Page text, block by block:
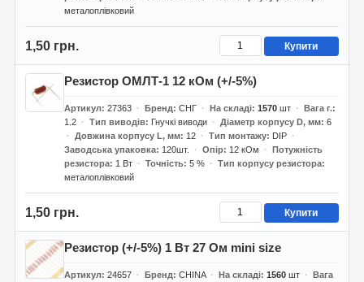
металоплівковий
1,50 грн. Купити
Резистор ОМЛТ-1 12 кОм (+/-5%)
Артикул 27363 Бренд СНГ На складі 1570шт
Вага г.
1.2
Тип виводів Гнучкі виводи Діаметр корпусу D, мм 6
Довжина корпусу L, мм
12 Тип монтажу
DIP
Заводська упаковка
120шт. Опір 12 кОм
Потужність
резистора
1 Вт Точність 5 %
Тип корпусу резистора
металоплівковий
1,50 грн. Купити
Резистор (+/-5%) 1 Вт 27 Ом mini size
Артикул 24657 Бренд CHINA На складі 1560шт Вага